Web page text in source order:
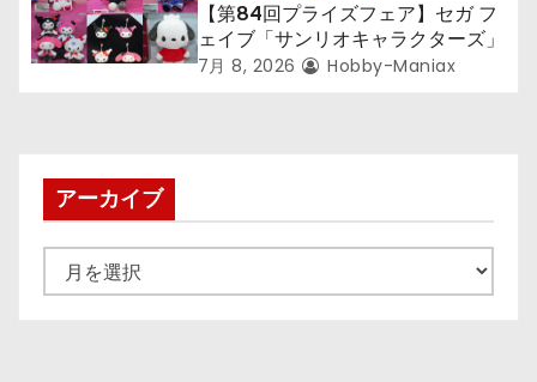
【第84回プライズフェア】セガ フ
ェイブ「サンリオキャラクターズ」
7月 8, 2026 Hobby-Maniax
アーカイブ
ー